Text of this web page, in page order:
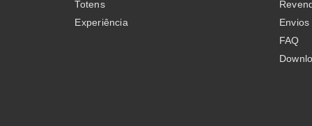
on
the
Totens
Experiência
Envios
FAQ